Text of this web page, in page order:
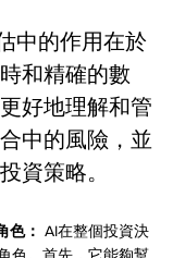
中的作用在於
和精確的數
好地理解和管
中的風險，並
資策略。
色： AI在整個投資決